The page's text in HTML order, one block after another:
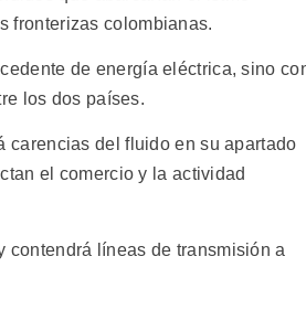
fronterizas colombianas.
de energía eléctrica, sino
los dos países.
carencias del fluido en su apartado
el comercio y la actividad
contendrá líneas de transmisión a